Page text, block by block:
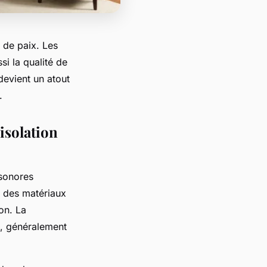
de paix. Les
la qualité de
un atout
matériaux
La
généralement